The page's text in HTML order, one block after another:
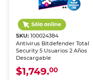
SKU:100024384
Antivirus Bitdefender Total
Security 5 Usuarios 2 Años
Descargable
$1,749.00